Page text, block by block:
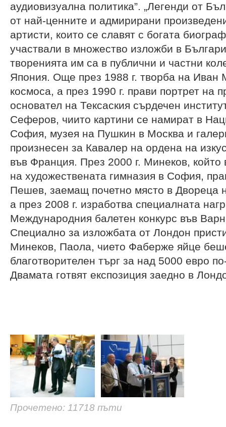
аудиовизуална политика”. „Легенди от
от най-ценните и адмирирани
артисти, които се славят с богата
участвали в множество изложби в
творенията им са в публични и частни
Япония. Още през 1988 г. творба на Иван
космоса, а през 1990 г. прави портрет на
основател на Тексаския сърдечен
Сеферов, чиито картини се намират в
София, музея на Пушкин в Москва и
произнесен за Кавалер на ордена на
във Франция. През 2000 г. Минеков, който
на художествената гимназия в София,
Пешев, заемащ почетно място в Двореца
а през 2008 г. изработва специалната
Международния балетен конкурс във
Специално за изложбата от Лондон
Минеков, Паола, чието Фаберже яйце
благотворителен търг за над 5000 евро
Двамата готвят експозиция заедно в
Прочетено: 11718 пъти